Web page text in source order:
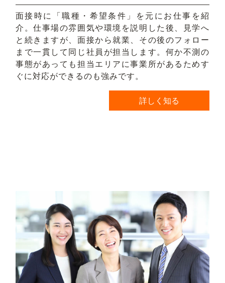
面接時に「職種・希望条件」を元にお仕事を紹
介。仕事場の雰囲気や環境を説明した後、見学へ
と続きますが、面接から就業、その後のフォロー
まで一貫して同じ社員が担当します。何か不測の
事態があっても担当エリアに事業所があるためす
ぐに対応ができるのも強みです。
詳しく知る